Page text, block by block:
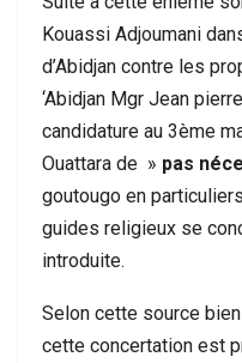
Kouassi Adjoumani
d’Abidjan contre les
‘Abidjan Mgr Jean
candidature au 3ème
Ouattara de » pas
goutougo en
guides religieux se
introduite.
Selon cette source
cette concertation est